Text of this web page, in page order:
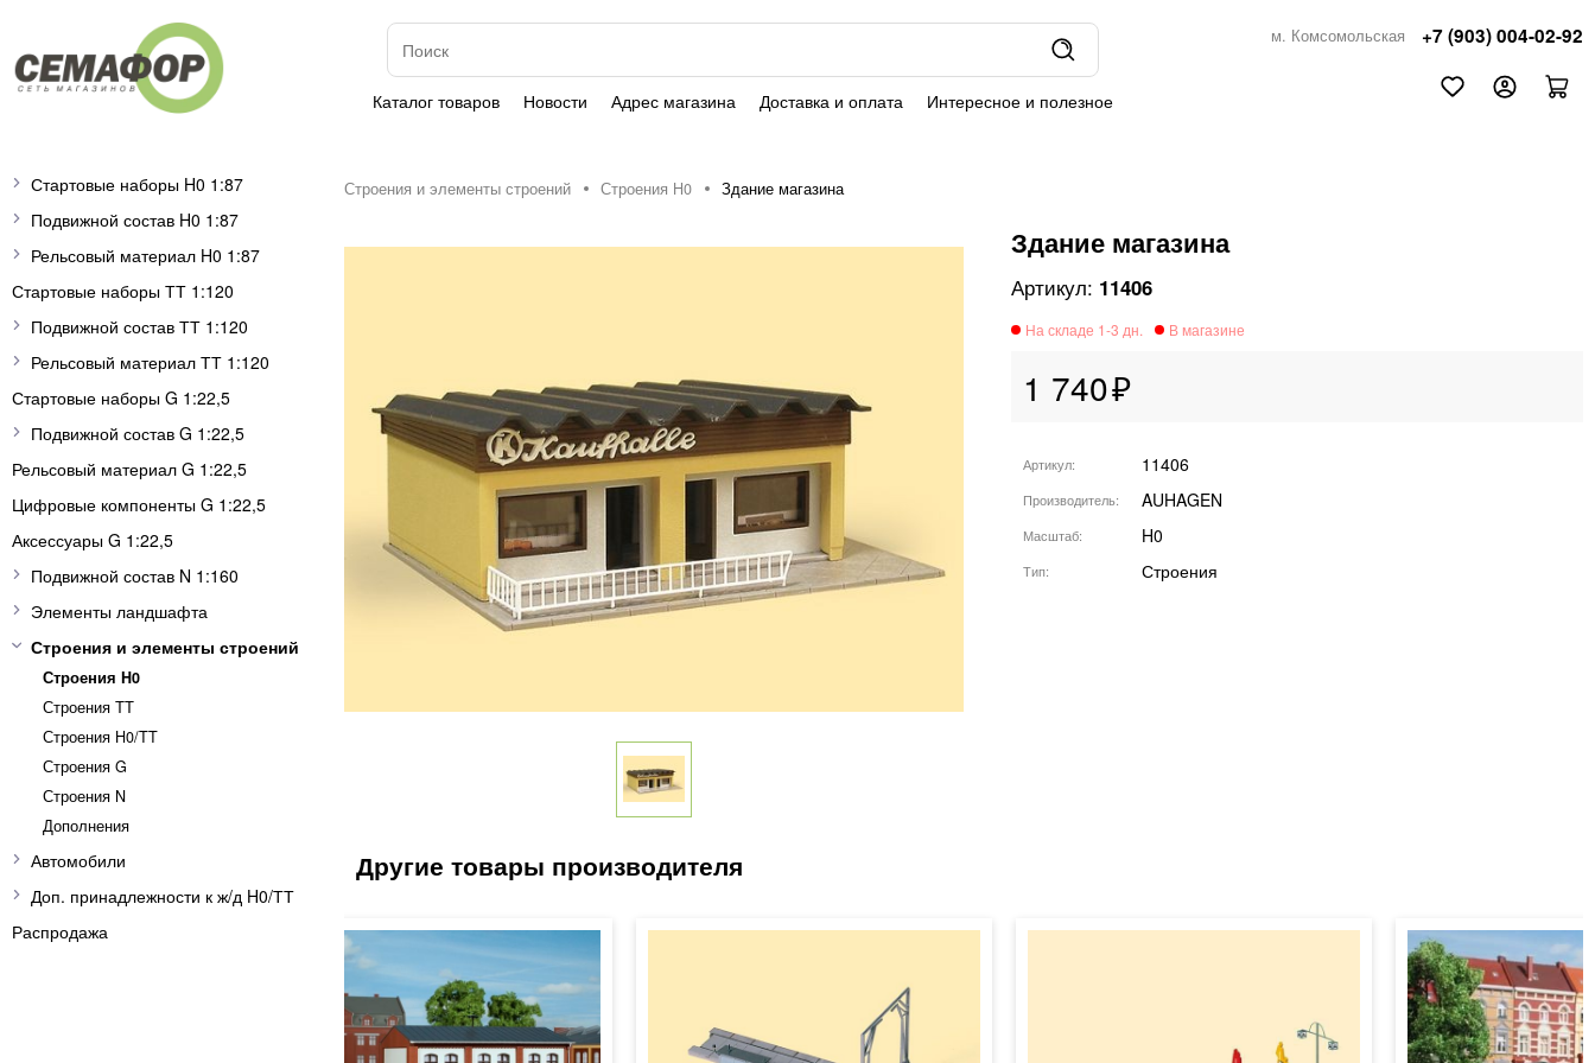
Каталог товаров Новости Адрес магазина Доставка и оплата Интересное и полезное
м. Комсомольская +7 (903) 004-02-92
Стартовые наборы H0 1:87
Подвижной состав H0 1:87
Рельсовый материал H0 1:87
Стартовые наборы ТТ 1:120
Подвижной состав ТТ 1:120
Рельсовый материал ТТ 1:120
Стартовые наборы G 1:22,5
Подвижной состав G 1:22,5
Рельсовый материал G 1:22,5
Цифровые компоненты G 1:22,5
Аксессуары G 1:22,5
Подвижной состав N 1:160
Элементы ландшафта
Строения и элементы строений
Строения H0
Строения ТТ
Строения H0/TT
Строения G
Строения N
Дополнения
Автомобили
Доп. принадлежности к ж/д H0/ТТ
Распродажа
Строения и элементы строений Строения H0 Здание магазина
Здание магазина
11406
1 740
Артикул 11406
Производитель AUHAGEN
Масштаб H0
Тип Строения